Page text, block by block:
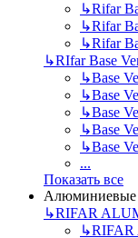
↳Rifar
↳Rifar
↳Rifar
↳RIfar Base
↳Base
↳Base
↳Base
↳Base
↳Base
...
Показать все
Алюминиевые
↳RIFAR
↳RIFAR